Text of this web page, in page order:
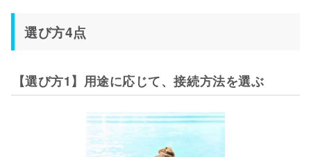
選び方4点
【選び方1】用途に応じて、接続方法を選ぶ